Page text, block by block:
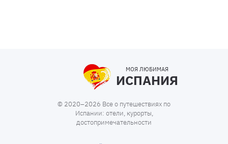
МОЯ ЛЮБИМАЯ
ИСПАНИЯ
© 2020–2026 Все о путешествиях по
Испании: отели, курорты,
достопримечательности